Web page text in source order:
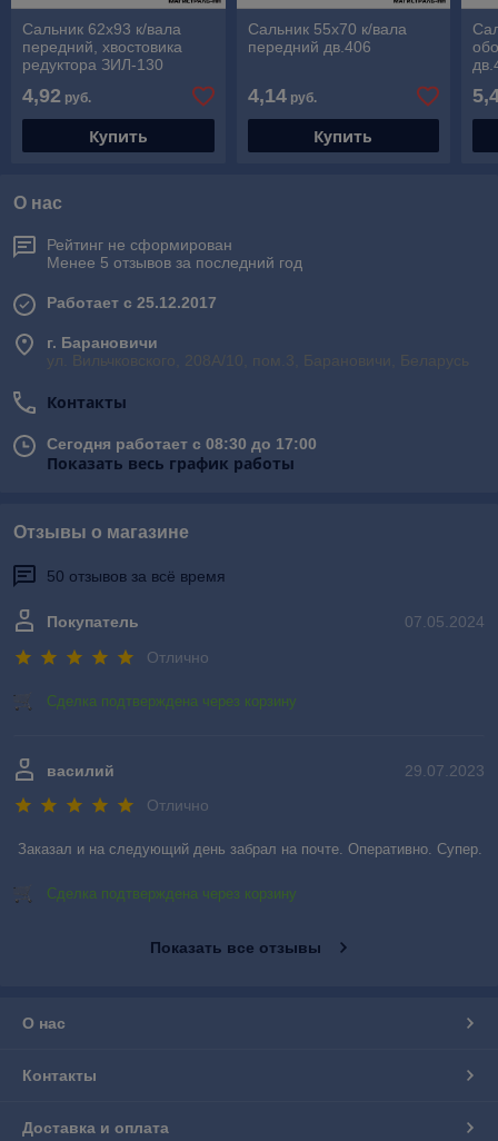
Сальник 62х93 к/вала
передний, хвостовика
редуктора ЗИЛ-130
4,92 руб.
Купить
Сальник 55х70 к/вала
передний дв.406
4,14руб.
Купить
О нас
Рейтинг не сформирован
Менее 5 отзывов за последний год
Работает с 25.12.2017
г. Барановичи
ул. Вильчковского, 208А/10, пом.3, Барановичи, Беларусь
Контакты
Сегодня работает с 08:30 до 17:00
Показать весь график работы
Отзывы о магазине
50 отзывов за всё время
07.05.2024
Покупатель
Отлично
Сделка подтверждена через корзину
29.07.2023
василий
Отлично
Заказал и на следующий день забрал на почте. Оперативно. Супер.
Сделка подтверждена через корзину
Показать все отзывы
О нас
Контакты
Доставка и оплата